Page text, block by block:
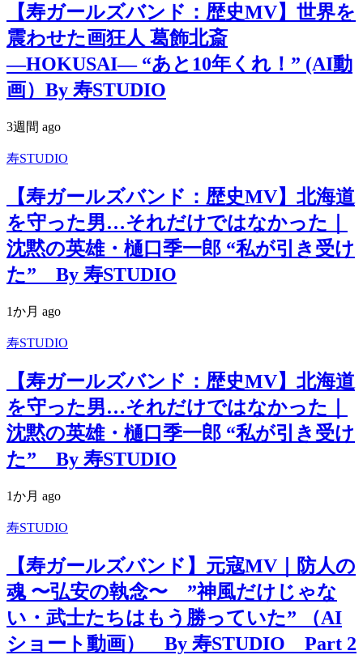
【寿ガールズバンド：歴史MV】世界を
震わせた画狂人 葛飾北斎
―HOKUSAI― “あと10年くれ！” (AI動
画）By 寿STUDIO
3週間 ago
寿STUDIO
【寿ガールズバンド：歴史MV】北海道
を守った男…それだけではなかった｜
沈黙の英雄・樋口季一郎 “私が引き受け
た” By 寿STUDIO
1か月 ago
寿STUDIO
【寿ガールズバンド：歴史MV】北海道
を守った男…それだけではなかった｜
沈黙の英雄・樋口季一郎 “私が引き受け
た” By 寿STUDIO
1か月 ago
寿STUDIO
【寿ガールズバンド】元寇MV｜防人の
魂 〜弘安の執念〜 ”神風だけじゃな
い・武士たちはもう勝っていた” （AI
ショート動画） By 寿STUDIO Part 2